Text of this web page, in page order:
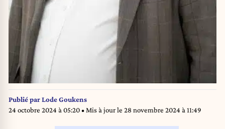
Publié parLode Goukens
24 octobre 2024 à 05:20• Mis à jour le 28 novembre 2024 à 11:49